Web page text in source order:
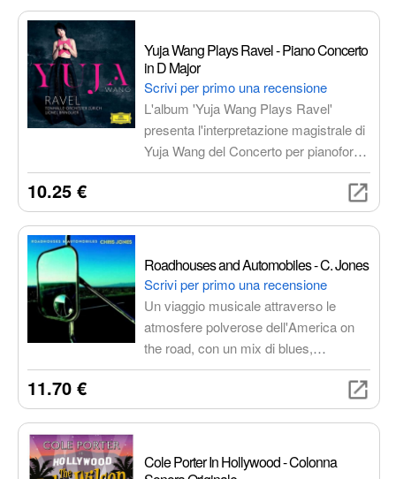
Yuja Wang Plays Ravel - Piano Concerto
in D Major
Scrivi per primo una recensione
L'album 'Yuja Wang Plays Ravel'
presenta l'interpretazione magistrale di
Yuja Wang del Concerto per pianoforte
in re maggiore per la mano sinistra di
musicale indimenticabile per gli amanti
performance eccezionale, ricca di
sfumature e passione, con una
registrazione di alta qualità.
10.25 €
Roadhouses and Automobiles - C. Jones
Scrivi per primo una recensione
Un viaggio musicale attraverso le
atmosfere polverose dell'America on
the road, con un mix di blues,
rock'n'roll e country. Canzoni intrise di
infranti, il tutto impreziosito dalla voce
11.70 €
Cole Porter In Hollywood - Colonna